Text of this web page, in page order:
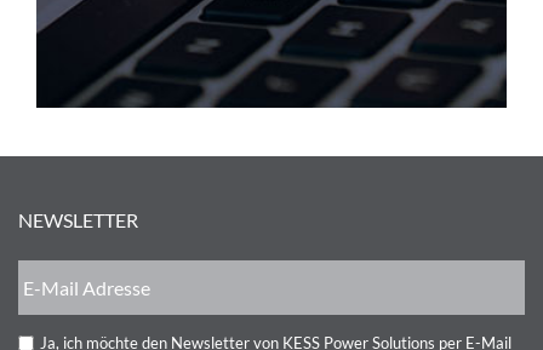
NEWSLETTER
Ja, ich möchte den Newsletter von KESS Power Solutions per E-Mail